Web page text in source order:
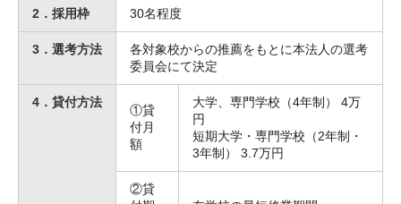
2．採用枠 30名程度
3．選考方法
各対象校からの推薦をもとに本法人の選考
委員会にて決定
4．貸付方法
①貸
付月
額
大学、専門学校（4年制） 4万
円
短期大学・専門学校（2年制・
3年制） 3.7万円
②貸